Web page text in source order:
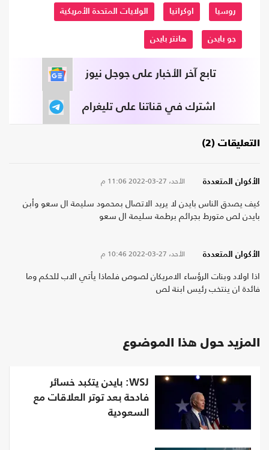
روسيا اوكرانيا الولايات المتحدة الأمريكية
جو بايدن هانتر بايدن
تابع آخر الأخبار على جوجل نيوز
اشترك في قناتنا على تليغرام
التعليقات (2)
الأكوان المتعددة الأحد، 27-03-2022 11:06 م
كيف يصدق الناس بايدن لا يريد الاتصال بمحمود سليمة ال سعو وأبن
بايدن لص متورط بجرائم برطمة سليمة ال سعو
الأكوان المتعددة الأحد، 27-03-2022 10:46 م
اذا اولاد وبنات الرؤساء الامريكان لصوص فلماذا يأتي الاب للحكم وما
فائدة ان ينتخب رئيس ابنة لص
المزيد حول هذا الموضوع
WSJ: بايدن يتكبد خسائر
فادحة بعد توتر العلاقات مع
السعودية